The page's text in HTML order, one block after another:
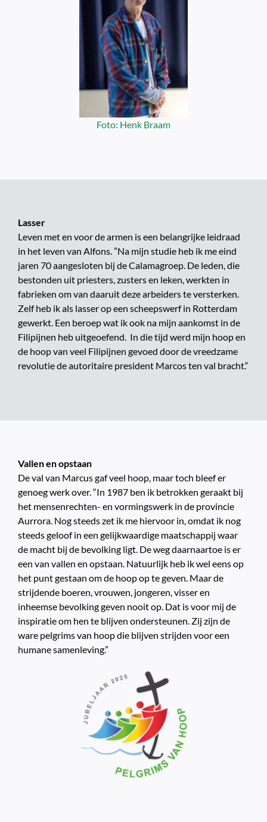
Foto: Henk Braam
Lasser
Leven met en voor de armen is een belangrijke leidraad
in het leven van Alfons. ”Na mijn studie heb ik me eind
jaren 70 aangesloten bij de Calamagroep. De leden, die
bestonden uit priesters, zusters en leken, werkten in
fabrieken om van daaruit deze arbeiders te versterken.
Zelf heb ik als lasser op een scheepswerf in Rotterdam
gewerkt. Een beroep wat ik ook na mijn aankomst in de
Filipijnen heb uitgeoefend. In die tijd werd mijn hoop en
de hoop van veel Filipijnen gevoed door de vreedzame
revolutie de autoritaire president Marcos ten val bracht.“
Vallen en opstaan
De val van Marcus gaf veel hoop, maar toch bleef er
genoeg werk over. “In 1987 ben ik betrokken geraakt bij
het mensenrechten- en vormingswerk in de provincie
Aurrora. Nog steeds zet ik me hiervoor in, omdat ik nog
steeds geloof in een gelijkwaardige maatschappij waar
de macht bij de bevolking ligt. De weg daarnaartoe is er
een van vallen en opstaan. Natuurlijk heb ik wel eens op
het punt gestaan om de hoop op te geven. Maar de
strijdende boeren, vrouwen, jongeren, visser en
inheemse bevolking geven nooit op. Dat is voor mij de
inspiratie om hen te blijven ondersteunen. Zij zijn de
ware pelgrims van hoop die blijven strijden voor een
humane samenleving.”